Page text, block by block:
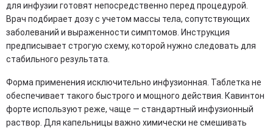
для инфузии готовят непосредственно перед процедурой.
Врач подбирает дозу с учетом массы тела, сопутствующих
заболеваний и выраженности симптомов. Инструкция
предписывает строгую схему, которой нужно следовать для
стабильного результата.
Форма применения исключительно инфузионная. Таблетка не
обеспечивает такого быстрого и мощного действия. Кавинтон
форте используют реже, чаще — стандартный инфузионный
раствор. Для капельницы важно химически не смешивать